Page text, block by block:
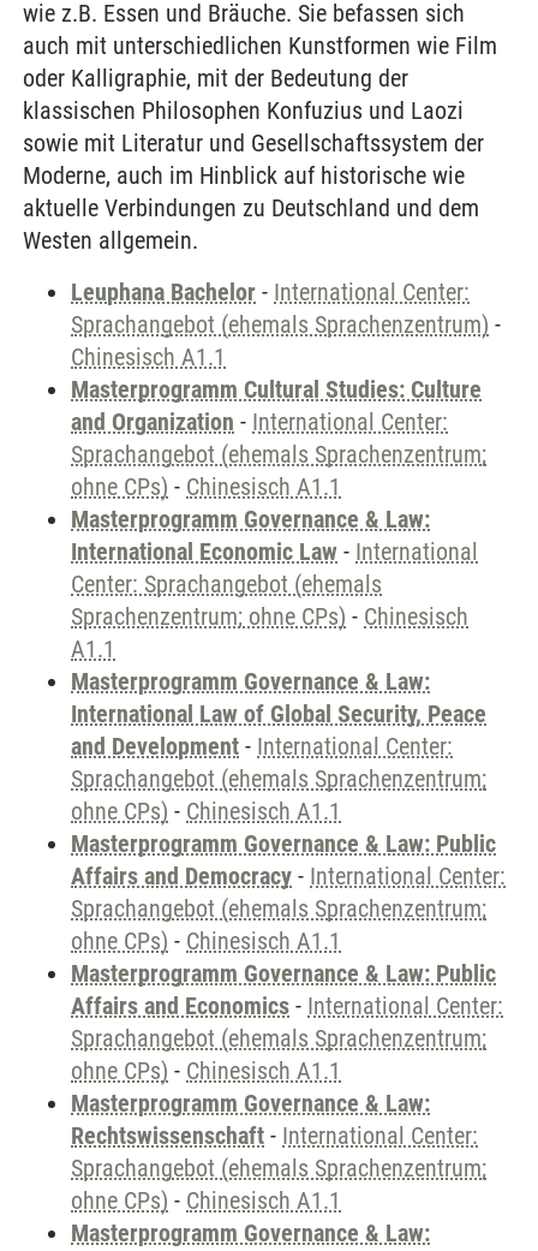
wie z.B. Essen und Bräuche. Sie befassen sich
auch mit unterschiedlichen Kunstformen wie Film
oder Kalligraphie, mit der Bedeutung der
klassischen Philosophen Konfuzius und Laozi
sowie mit Literatur und Gesellschaftssystem der
Moderne, auch im Hinblick auf historische wie
aktuelle Verbindungen zu Deutschland und dem
Westen allgemein.
Leuphana Bachelor - International Center:
Sprachangebot (ehemals Sprachenzentrum) -
Chinesisch A1.1
Masterprogramm Cultural Studies: Culture
and Organization - International Center:
Sprachangebot (ehemals Sprachenzentrum;
ohne CPs) - Chinesisch A1.1
Masterprogramm Governance & Law:
International Economic Law - International
Center: Sprachangebot (ehemals
Sprachenzentrum; ohne CPs) - Chinesisch
A1.1
Masterprogramm Governance & Law:
International Law of Global Security, Peace
and Development - International Center:
Sprachangebot (ehemals Sprachenzentrum;
ohne CPs) - Chinesisch A1.1
Masterprogramm Governance & Law: Public
Affairs and Democracy - International Center:
Sprachangebot (ehemals Sprachenzentrum;
ohne CPs) - Chinesisch A1.1
Masterprogramm Governance & Law: Public
Affairs and Economics - International Center:
Sprachangebot (ehemals Sprachenzentrum;
ohne CPs) - Chinesisch A1.1
Masterprogramm Governance & Law:
Rechtswissenschaft - International Center:
Sprachangebot (ehemals Sprachenzentrum;
ohne CPs) - Chinesisch A1.1
Masterprogramm Governance & Law: